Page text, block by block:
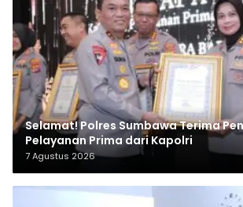
Selamat! Polres Sumbawa Terima
Pelayanan Prima dari Kapolri
7 Agustus 2026